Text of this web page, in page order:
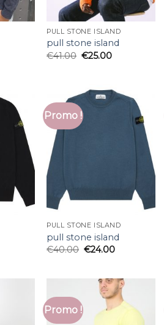
PULL STONE ISLAND
pull stone island
€41.00 €25.00
Promo !
PULL STONE ISLAND
pull stone island
€40.00 €24.00
Promo !